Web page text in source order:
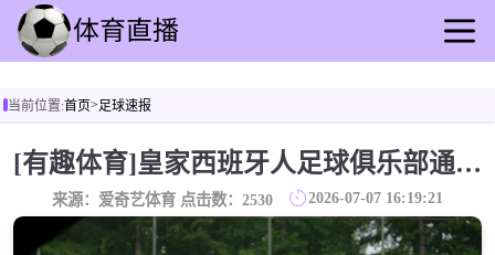
足球直播
篮球直播
足球录播
篮球回放
足球速报
当前位置:首页>足球速报
[有趣体育]皇家西班牙人足球俱乐部通过其上海足球学院深化国际布局
来源：爱奇艺体育 点击数： 2530 2026-07-07 16:19:21